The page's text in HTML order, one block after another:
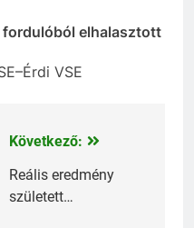
fordulóból elhalasztott
VSE
Következő:
Reális eredmény
született…